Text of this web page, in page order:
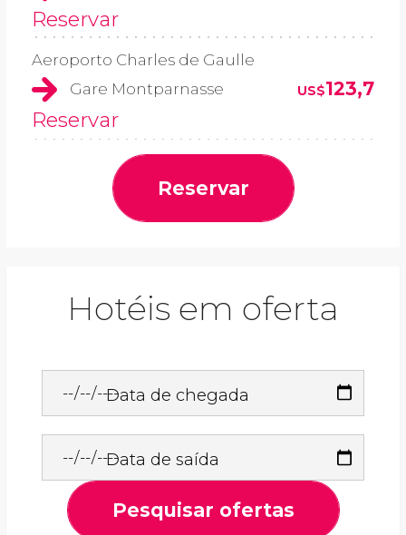
Reservar
Aeroporto Charles de Gaulle
Gare Montparnasse
US$123,7
Reservar
Reservar
Hotéis em oferta
Data de chegada
Data de saída
Pesquisar ofertas